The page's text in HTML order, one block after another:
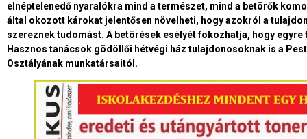
elnéptelenedő nyaralókra mind a természet, mind a betörők
által okozott károkat jelentősen növelheti, hogy azokról a
szereznek tudomást. A betörések esélyét fokozhatja, hogy
Hasznos tanácsok gödöllői hétvégi ház tulajdonosoknak is a
Osztályának munkatársaitól.